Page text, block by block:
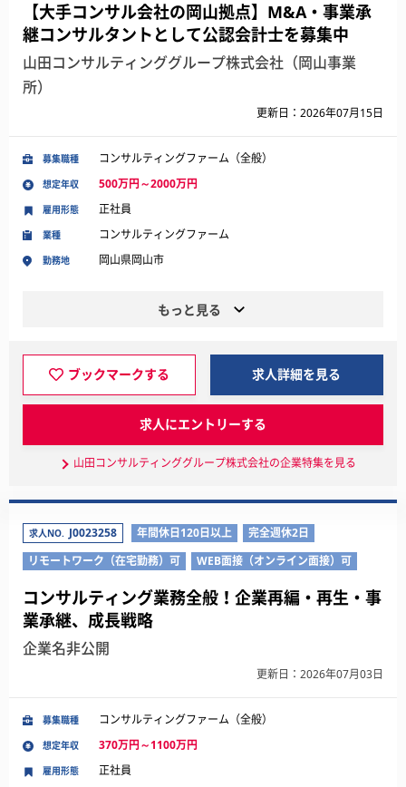
【大手コンサル会社の岡山拠点】M&A・事業承
継コンサルタントとして公認会計士を募集中
山田コンサルティンググループ株式会社（岡山事業
所）
更新日：2026年07月15日
募集職種 コンサルティングファーム（全般）
想定年収 500万円～2000万円
業種 コンサルティングファーム
勤務地 岡山県岡山市
雇用形態 正社員
もっと見る
ブックマークする 求人詳細を見る
求人にエントリーする
山田コンサルティンググループ株式会社の企業特集を見る
求人NO. J0023258 年間休日120日以上
完全週休2日
リモートワーク（在宅勤務）可
WEB面接（オンライン面接）可
コンサルティング業務全般！企業再編・再生・事
業承継、成長戦略
企業名非公開
更新日：2026年07月03日
募集職種 コンサルティングファーム（全般）
想定年収 370万円～1100万円
雇用形態 正社員